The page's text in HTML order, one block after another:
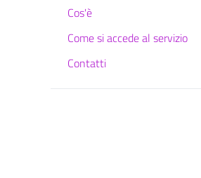
Cos'è
Come si accede al servizio
Contatti